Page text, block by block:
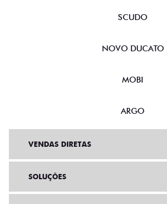
SCUDO
NOVO DUCATO
MOBI
ARGO
VENDAS DIRETAS
SOLUÇÕES